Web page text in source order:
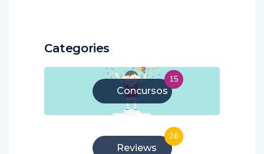
Categories
Concursos
15
Reviews
26